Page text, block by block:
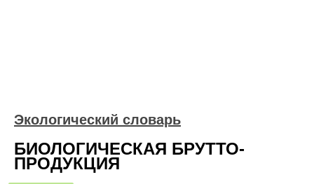
Экологический словарь
БИОЛОГИЧЕСКАЯ БРУТТО-
ПРОДУКЦИЯ